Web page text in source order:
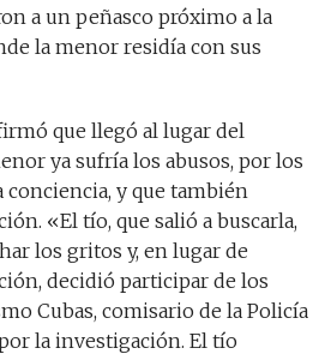
a un peñasco próximo a la
la menor residía con sus
que llegó al lugar del
ya sufría los abusos, por los
conciencia, y que también
«El tío, que salió a buscarla,
los gritos y, en lugar de
decidió participar de los
Cubas, comisario de la Policía
la investigación. El tío